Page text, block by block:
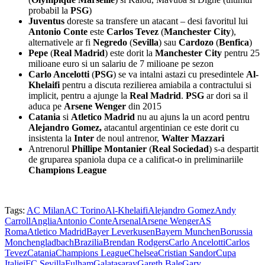
probabil la PSG)
Juventus doreste sa transfere un atacant – desi favoritul lui
Antonio Conte este Carlos Tevez (Manchester City),
alternativele ar fi Negredo (Sevilla) sau Cardozo (Benfica)
Pepe (Real Madrid) este dorit la Manchester City pentru 25
milioane euro si un salariu de 7 milioane pe sezon
Carlo Ancelotti (PSG) se va intalni astazi cu presedintele Al-
Khelaifi pentru a discuta rezilierea amiabila a contractului si
implicit, pentru a ajunge la Real Madrid. PSG ar dori sa il
aduca pe Arsene Wenger din 2015
Catania si Atletico Madrid nu au ajuns la un acord pentru
Alejandro Gomez, atacantul argentinian ce este dorit cu
insistenta la Inter de noul antrenor, Walter Mazzari
Antrenorul Phillipe Montanier (Real Sociedad) s-a despartit
de gruparea spaniola dupa ce a calificat-o in preliminariile
Champions League
Tags: AC MilanAC TorinoAl-KhelaifiAlejandro GomezAndy
CarrollAngliaAntonio ConteArsenalArsene WengerAS
RomaAtletico MadridBayer LeverkusenBayern MunchenBorussia
MonchengladbachBraziliaBrendan RodgersCarlo AncelottiCarlos
TevezCataniaChampions LeagueChelseaCristian SandorCupa